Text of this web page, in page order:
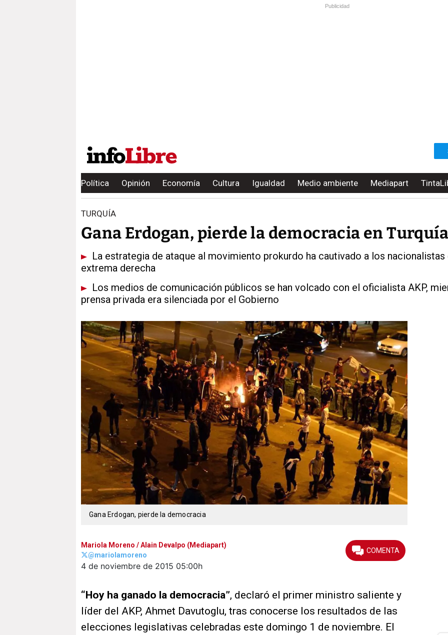
Publicidad
Política Opinión Economía Cultura Igualdad Medio ambiente Mediapart
TURQUÍA
Gana Erdogan, pierde la democracia en Turquía
La estrategia de ataque al movimiento prokurdo ha cautivado a los nacionalistas
extrema derecha
Los medios de comunicación públicos se han volcado con el oficialista AKP,
prensa privada era silenciada por el Gobierno
Gana Erdogan, pierde la democracia
Mariola Moreno / Alain Devalpo (Mediapart)
@mariolamoreno
4 de noviembre de 2015 05:00h
“Hoy ha ganado la democracia”, declaró el primer ministro saliente y
líder del AKP, Ahmet Davutoglu, tras conocerse los resultados de las
elecciones legislativas celebradas este domingo 1 de noviembre. El